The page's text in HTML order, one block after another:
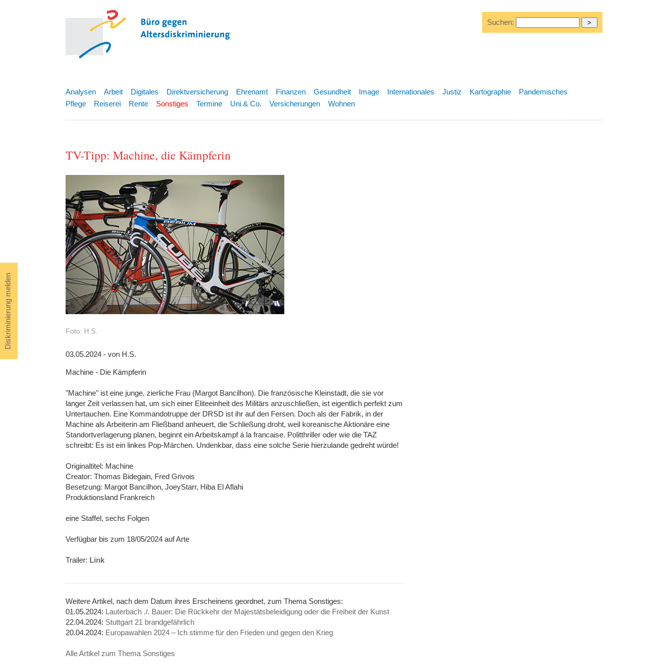
Diskriminierung melden
Suchen:
Analysen Arbeit Digitales Direktversicherung Ehrenamt Finanzen Gesundheit Image Internationales Justiz Kartographie
Pandemisches
Pflege
Reiserei Rente Sonstiges Termine Uni & Co. Versicherungen Wohnen
TV-Tipp: Machine, die Kämpferin
Foto: H.S.
03.05.2024 - von H.S.
Machine - Die Kämpferin
"Machine" ist eine junge, zierliche Frau (Margot Bancilhon). Die französische Kleinstadt, die sie vor
langer Zeit verlassen hat, um sich einer Eliteeinheit des Militärs anzuschließen, ist eigentlich perfekt zum
Untertauchen. Eine Kommandotruppe der DRSD ist ihr auf den Fersen. Doch als der Fabrik, in der
Machine als Arbeiterin am Fließband anheuert, die Schließung droht, weil koreanische Aktionäre eine
Standortverlagerung planen, beginnt ein Arbeitskampf á la francaise. Politthriller oder wie die TAZ
schreibt: Es ist ein linkes Pop-Märchen. Undenkbar, dass eine solche Serie hierzulande gedreht würde!
Originaltitel: Machine
Creator: Thomas Bidegain, Fred Grivois
Besetzung: Margot Bancilhon, JoeyStarr, Hiba El Aflahi
Produktionsland Frankreich
eine Staffel, sechs Folgen
Verfügbar bis zum 18/05/2024 auf Arte
Trailer: Link
Weitere Artikel, nach dem Datum ihres Erscheinens geordnet, zum Thema Sonstiges:
01.05.2024: Lauterbach ./. Bauer: Die Rückkehr der Majestätsbeleidigung oder die Freiheit der Kunst
22.04.2024: Stuttgart 21 brandgefährlich
20.04.2024: Europawahlen 2024 – Ich stimme für den Frieden und gegen den Krieg
Alle Artikel zum Thema Sonstiges